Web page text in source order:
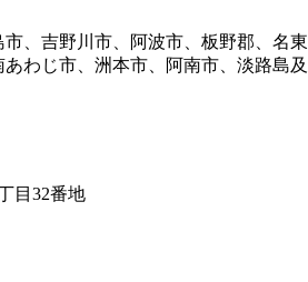
、吉野川市、阿波市、板野郡、名東
わじ市、洲本市、阿南市、淡路島及
目32番地